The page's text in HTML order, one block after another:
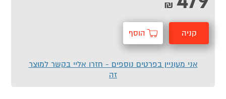
₪
קניה הוסף
אני מעוניין בפרטים נוספים - חזרו אליי בקשר למוצר
זה